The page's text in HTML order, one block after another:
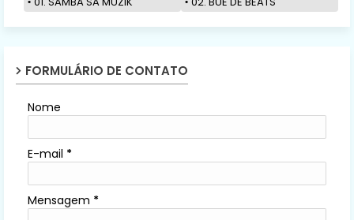
FORMULÁRIO DE CONTATO
Nome
E-mail *
Mensagem *